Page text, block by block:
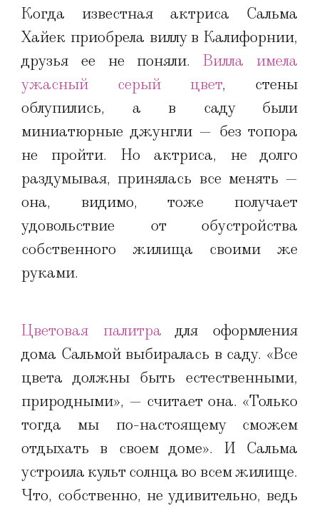
Когда известная актриса Сальма
Хайек приобрела виллу в Калифорнии,
друзья ее не поняли.Вилла имела
ужасный серый цвет, стены
облупились, а в саду были
миниатюрные джунгли — без топора
не пройти. Но актриса, не долго
раздумывая, принялась все менять —
она, видимо, тоже получает
удовольствие от обустройства
собственного жилища своими же
руками.
Цветовая палитра для оформления
дома Сальмой выбиралась в саду. «Все
цвета должны быть естественными,
природными», — считает она. «Только
тогда мы по-настоящему сможем
отдыхать в своем доме». И Сальма
устроила культ солнца во всем жилище.
Что, собственно, не удивительно, ведь